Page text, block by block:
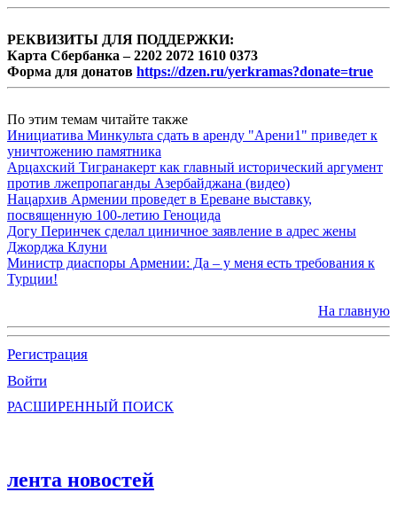
РЕКВИЗИТЫ ДЛЯ ПОДДЕРЖКИ:
Карта Сбербанка – 2202 2072 1610 0373
Форма для донатов https://dzen.ru/yerkramas?donate=true
По этим темам читайте также
Инициатива Минкульта сдать в аренду "Арени1" приведет к
уничтожению памятника
Арцахский Тигранакерт как главный исторический аргумент
против лжепропаганды Азербайджана (видео)
Нацархив Армении проведет в Ереване выставку,
посвященную 100-летию Геноцида
Догу Перинчек сделал циничное заявление в адрес жены
Джорджа Клуни
Министр диаспоры Армении: Да – у меня есть требования к
Турции!
На главную
Регистрация
Войти
РАСШИРЕННЫЙ ПОИСК
лента новостей